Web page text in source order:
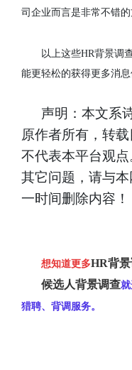
司企业而言是非常不错的
以上这些HR背景调
能更轻松的获得更多消息
声明：本文系
原作者所有，转
不代表本平台观
其它问题，请与
一时间删除内容！
想知道更多HR背
候选人背景调查
猎聘、 背调服务。